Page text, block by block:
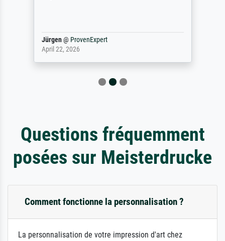
Jürgen@ ProvenExpert
April 22, 2026
Questions fréquemment
posées sur Meisterdrucke
Comment fonctionne la personnalisation ?
La personnalisation de votre impression d'art chez